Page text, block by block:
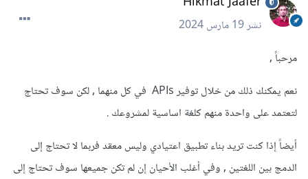
نشر19 مارس 2024
مرحباً ,
نعم يمكنك ذلك من خلال توفير APIs في كل منهما , لكن سوف تحتاج
لتعتمد على واحدة منهم كلغة اساسية لمشروعك .
أيضاً إذا كنت تريد بناء تطبيق اعتيادي وليس معقد فربما لا تحتاج إلى
الدمج بين اللغتين , وفي أغلب الأحيان إن لم تكن جميعها سوف تحتاج إلى